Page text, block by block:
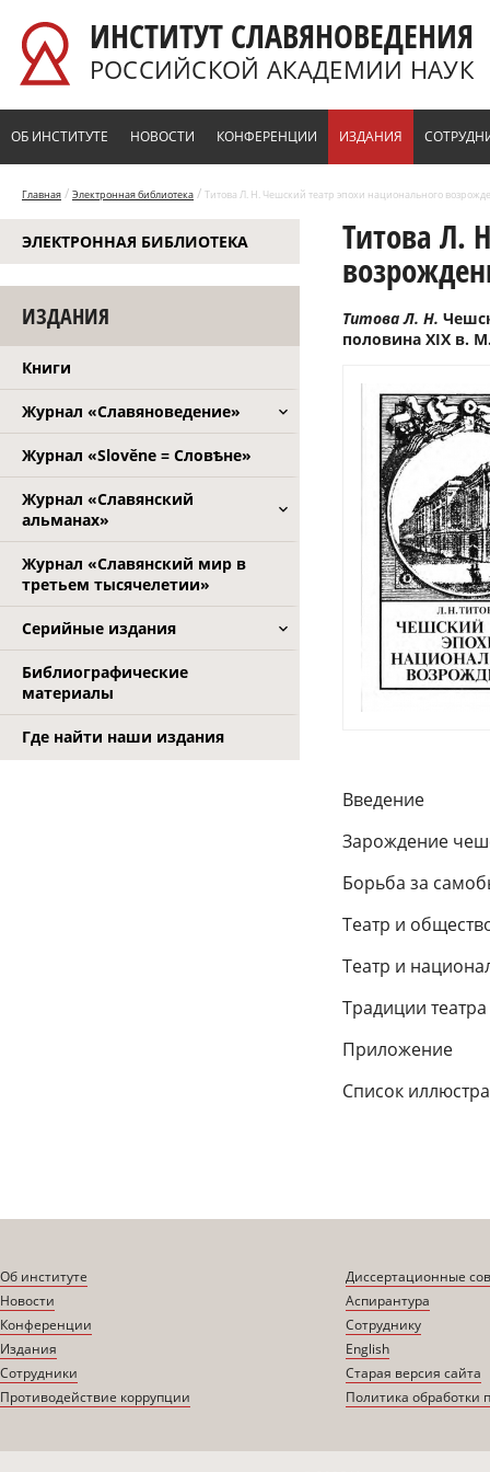
ИНСТИТУТ СЛАВЯНОВЕДЕНИЯ
РОССИЙСКОЙ АКАДЕМИИ НАУК
ОБ ИНСТИТУТЕ НОВОСТИ КОНФЕРЕНЦИИ ИЗДАНИЯ
Главная / Электронная библиотека / Титова Л. Н. Чешский театр эпохи национального
ЭЛЕКТРОННАЯ БИБЛИОТЕКА
ИЗДАНИЯ
Книги
Журнал «Славяноведение»
Журнал «Slověne = Словѣне»
Журнал «Славянский
альманах»
Журнал «Славянский мир в
третьем тысячелетии»
Серийные издания
Библиографические
материалы
Где найти наши издания
Титова Л.
Титова Л. Н.
половина XIX в.
Введение
Зарождение
Борьба за
Театр и
Театр и
Традиции
Приложение
Список
Об институте
Новости
Конференции
Издания
Сотрудники
Противодействие коррупции
Диссертационные
Аспирантура
Сотруднику
English
Старая версия сайта
Политика обработки